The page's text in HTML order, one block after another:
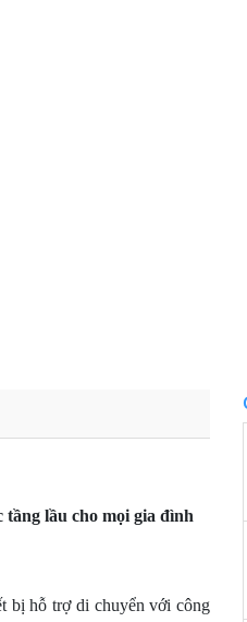
tầng lầu cho mọi gia đình
bị hỗ trợ di chuyển với công